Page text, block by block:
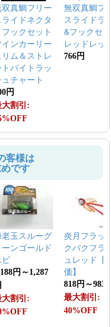
真鯛フリー
ライドネクタ
フックセット
インカーリー
リム＆ストレ
トバイトラッ
ュチャート
円
大割引:
無双真鯛フ
スライドラ
&フックセ
レッドレッ
766円
客様は
です
玉スルーグ
ーンゴールド
ビ
円～1,287
大割引:
炎月フラッ
クバクフラ
ュレッド【
価】
818円～983
最大割引:
40%OFF